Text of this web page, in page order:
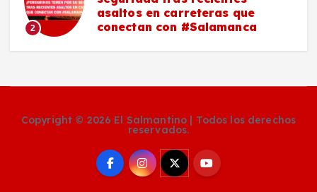
2
asaltos en carreteras que
conectan con #Salamanca
Copyright © 2026 El Salmantino | Todos los derechos
reservados.